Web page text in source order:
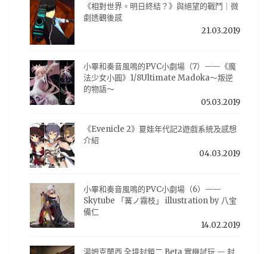
《相對世界。明日終結？》與絕望的戰鬥｜微
劇透觀後感
21.03.2019
小畢和奏音風鳴的PVC小劇場（7）——《魔
法少女小圓》1/8Ultimate Madoka～叛逆
的物語～
05.03.2019
《Evenicle 2》夏娃年代記2遊戲系統及感想
介紹
04.03.2019
小畢和奏音風鳴的PVC小劇場（6）——
Skytube 「篝ノ霧枝」 illustration by 八宝
備仁
14.02.2019
湯姆克蘭西 全境封鎖二 Beta 實機試玩 — 封